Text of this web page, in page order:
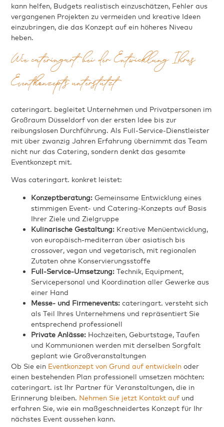
kann helfen, Budgets realistisch einzuschätzen, Fehler aus
vergangenen Projekten zu vermeiden und kreative Ideen
einzubringen, die das Konzept auf ein höheres Niveau
heben.
Wie cateringart. bei der Entwicklung Ihres
Eventkonzepts unterstützt
cateringart. begleitet Unternehmen und Privatpersonen im
Großraum Düsseldorf von der ersten Idee bis zur
reibungslosen Durchführung. Als Full-Service-Dienstleister
mit über zwanzig Jahren Erfahrung übernimmt das Team
nicht nur das Catering, sondern denkt das gesamte
Eventkonzept mit.
Was cateringart. konkret leistet:
Konzeptberatung: Gemeinsame Entwicklung eines
stimmigen Event- und Catering-Konzepts auf Basis
Ihrer Ziele und Zielgruppe
Kulinarische Gestaltung: Kreative Menüentwicklung,
von europäisch-mediterran über asiatisch bis
crossover, vegan und vegetarisch, mit regionalen
Zutaten ohne Konservierungsstoffe
Full-Service-Umsetzung: Technik, Equipment,
Servicepersonal und Koordination aller Gewerke aus
einer Hand
Messe- und Firmenevents: cateringart. versteht sich
als Teil Ihres Unternehmens und repräsentiert Sie
entsprechend professionell
Private Anlässe: Hochzeiten, Geburtstage, Taufen
und Kommunionen werden mit derselben Sorgfalt
geplant wie Großveranstaltungen
Ob Sie ein Eventkonzept von Grund auf entwickeln oder
einen bestehenden Plan professionell umsetzen möchten:
cateringart. ist Ihr Partner für Veranstaltungen, die in
Erinnerung bleiben. Nehmen Sie jetzt Kontakt auf und
erfahren Sie, wie ein maßgeschneidertes Konzept für Ihr
nächstes Event aussehen kann.